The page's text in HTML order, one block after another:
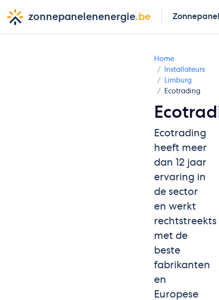
zonnepanelenenergie.be
Home
Installateurs
Limburg
Ecotrading
Ecotrading
heeft meer
dan 12 jaar
ervaring in
de sector
en werkt
rechtstreekts
met de
beste
fabrikanten
en
Europese